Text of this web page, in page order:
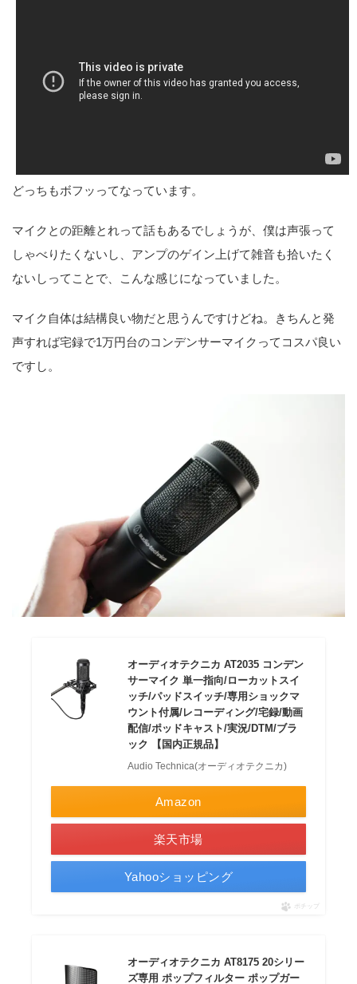
どっちもボフッってなっています。
マイクとの距離とれって話もあるでしょうが、僕は声張って
しゃべりたくないし、アンプのゲイン上げて雑音も拾いたく
ないしってことで、こんな感じになっていました。
マイク自体は結構良い物だと思うんですけどね。きちんと発
声すれば宅録で1万円台のコンデンサーマイクってコスパ良い
ですし。
オーディオテクニカ AT2035 コンデン
サーマイク 単一指向/ローカットスイ
ッチ/パッドスイッチ/専用ショックマ
ウント付属/レコーディング/宅録/動画
配信/ポッドキャスト/実況/DTM/ブラ
ック 【国内正規品】
Audio Technica(オーディオテクニカ)
Amazon
楽天市場
Yahooショッピング
ポチップ
オーディオテクニカ AT8175 20シリー
ズ専用 ポップフィルター ポップガー